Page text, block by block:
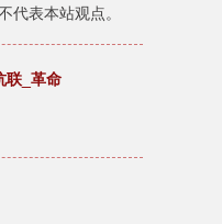
代表本站观点。
联_革命